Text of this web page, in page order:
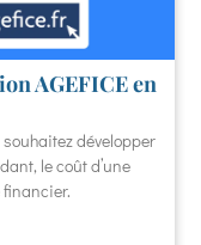
AGEFICE en
développer
le coût d’une